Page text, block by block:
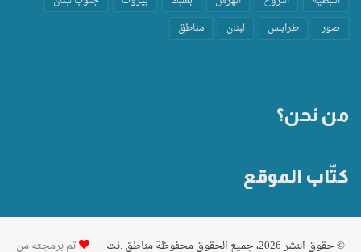
صور
طرابلس لبنان مناطق
من نحن؟
كتّاب الموقع
© حقوق النشر 2026، جميع الحقوق محفوظة مناطق .نت | تم برمجته من